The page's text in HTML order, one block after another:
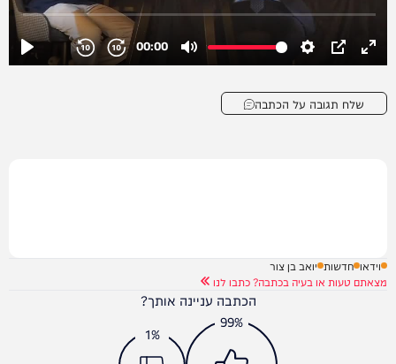
שלח תגובה על הכתבה
וידאו חדשות יואב בן צור
מצאתם טעות או בעיה בכתבה? כתבו לנו
הכתבה עניינה אותך?
99%
1%